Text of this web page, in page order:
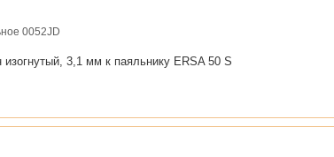
0052JD
3,1 мм к паяльнику ERSA 50 S